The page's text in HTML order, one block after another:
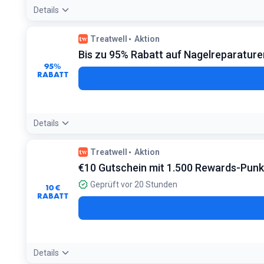
Details
Angebotsdetails:
Besonders hohe Rabatte gibt es auf
Bedingungen:
Der Rabatt variiert je nach Uhrzeit und gewählter
95%
RABATT
Treatwell Aktion
Bis zu 95% Rabatt auf
Details
Angebotsdetails:
Kombiniere kleine Reparatur-Services mit
Bedingungen:
Gilt für ausgewählte Dienstleistungen während Last-
10 €
RABATT
Treatwell Aktion
€10 Gutschein mit 1.500 Rewards-
Geprüft vor 20 Stunden
Details